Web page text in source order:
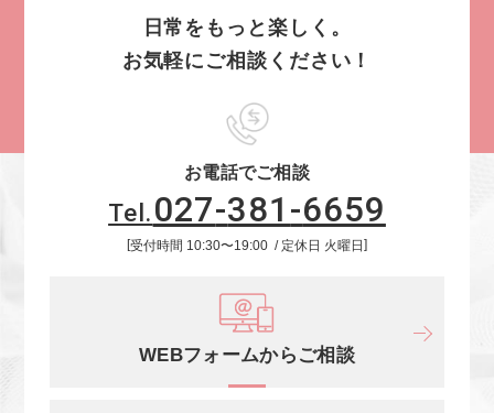
日常をもっと楽しく。
お気軽にご相談ください！
お電話でご相談
Tel.027-381 -6659
受付時間 10:30〜19:00 定休日 火曜日
WEBフォームからご相談